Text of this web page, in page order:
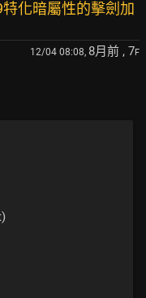
化暗屬性的擊劍加
12/04 08:08, 8月前 , 7F